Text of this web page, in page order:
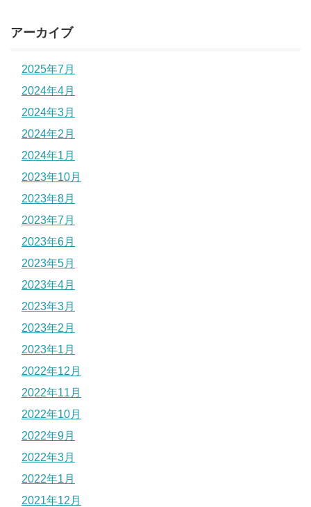
アーカイブ
2025年7月
2024年4月
2024年3月
2024年2月
2024年1月
2023年10月
2023年8月
2023年7月
2023年6月
2023年5月
2023年4月
2023年3月
2023年2月
2023年1月
2022年12月
2022年11月
2022年10月
2022年9月
2022年3月
2022年1月
2021年12月